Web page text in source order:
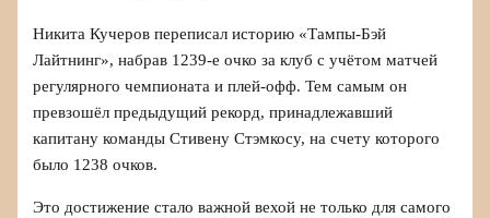
Никита Кучеров переписал историю «Тампы-Бэй
Лайтнинг», набрав 1239-е очко за клуб с учётом матчей
регулярного чемпионата и плей-офф. Тем самым он
превзошёл предыдущий рекорд, принадлежавший
капитану команды Стивену Стэмкосу, на счету которого
было 1238 очков.
Это достижение стало важной вехой не только для самого